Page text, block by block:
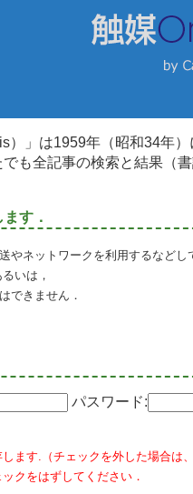
）」は1959年（昭和34年
も全記事の検索と結果（
す．
やネットワークを利用するなど
いは，
できません．
パスワード:
ます.（チェックを外した場合は
クをはずしてください．